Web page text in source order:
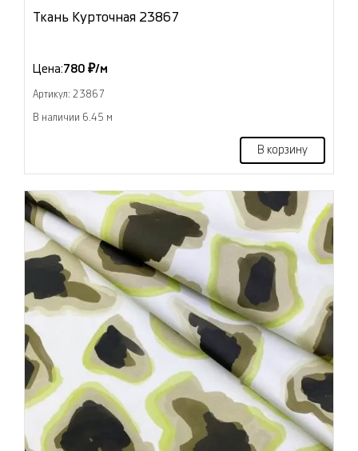
Ткань Курточная 23867
Цена:780 ₽/м
Артикул: 23867
В наличии 6.45 м
В корзину